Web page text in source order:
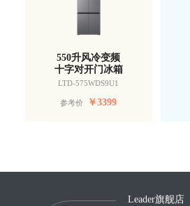
550升风冷变频
十字对开门冰箱
LTD-575WDS9U1
参考价 ￥3399
Leader旗舰店